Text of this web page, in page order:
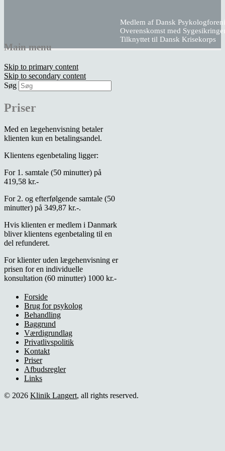
Medlem af Dansk
Overenskomst med
Tilknyttet til Dansk Krisekorps
Klinik Langert
Psykologisk Klinik for Rådgivning og
Behandling
Main menu
Skip to primary content
Skip to secondary content
Søg
Priser
Med en lægehenvisning betaler
klienten kun en betalingsandel.
Klientens egenbetaling ligger:
For 1. samtale (50 minutter) på
419,58 kr.-
For 2. og efterfølgende samtale (50
minutter) på 349,87 kr.-.
Hvis klienten er medlem i Danmark
bliver klientens egenbetaling til en
del refunderet.
For klienter uden lægehenvisning er
prisen for en individuelle
konsultation (60 minutter) 1000 kr.-
Forside
Brug for psykolog
Behandling
Baggrund
Værdigrundlag
Privatlivspolitik
Kontakt
Priser
Afbudsregler
Links
© 2026 Klinik Langert, all rights reserved.